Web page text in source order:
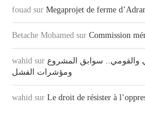
fouad sur Megaprojet de ferme
Betache Mohamed sur Commission
wahid sur والقومي.. سوابق المشروع
ومؤشرات الفشل
wahid sur Le droit de résister à